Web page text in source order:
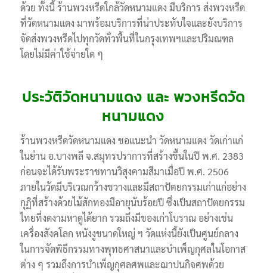
ด้วย ทั้งนี้ ร้านพวงหรีดใกล้วัดหนามแดง มีบริการ ส่งพวงหรีด
ที่วัดหนามแดง มาพร้อมบริการที่น่าประทับใจและยังบริการ
จัดส่งพวงหรีดไปทุกวัดทั่วพื้นที่ในกรุงเทพฯและปริมณฑล
โดยไม่มีค่าใช้จ่ายใด ๆ
ประวัติวัดหนามแดง และ พวงหรีดวัด
หนามแดง
ร้านพวงหรีดวัดหนามแดง ขอแนะนำ วัดหนามแดง วัดเก่าแก่
ในย่าน อ.บางพลี จ.สมุทรปราการที่สร้างขึ้นในปี พ.ศ. 2383
ก่อนจะได้รับพระราชทานวิสุงคามสีมาเมื่อปี พ.ศ. 2506
ภายในวัดมีบริเวณกว้างขวางและมีสถาปัตยกรรมเก่าแก่อย่าง
กุฏิที่สร้างด้วยไม้สักทองมีอายุนับร้อยปี ซึ่งเป็นสถาปัตยกรรม
ไทยที่งดงามหาดูได้ยาก รวมถึงมีของเก่าโบราณ อย่างเช่น
เครื่องสังคโลก หนังงูขนาดใหญ่ ฯ วัดแห่งนี้ยังเป็นศูนย์กลาง
ในการจัดพิธีกรรมทางพุทธศาสนาและบำเพ็ญกุศลในโอกาส
ต่าง ๆ รวมถึงการบำเพ็ญกุศลศพและฌาปนกิจศพด้วย